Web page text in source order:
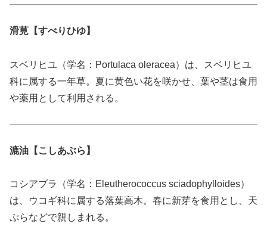
滑莧【すべりひゆ】
スベリヒユ（学名：Portulaca oleracea）は、スベリヒユ
科に属する一年草。夏に黄色い花を咲かせ、葉や茎は食用
や薬用として利用される。
漉油【こしあぶら】
コシアブラ（学名：Eleutherococcus sciadophylloides）
は、ウコギ科に属する落葉高木。春に新芽を食用とし、天
ぷらなどで親しまれる。